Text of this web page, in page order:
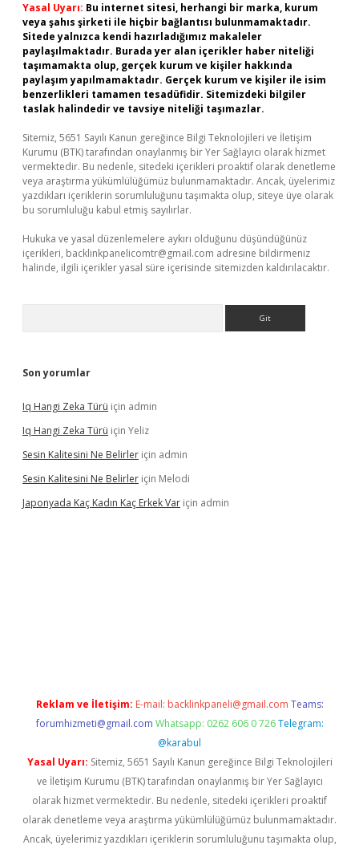
Yasal Uyarı: Bu internet sitesi, herhangi bir marka, kurum
veya şahıs şirketi ile hiçbir bağlantısı bulunmamaktadır.
Sitede yalnızca kendi hazırladığımız makaleler
paylaşılmaktadır. Burada yer alan içerikler haber niteliği
taşımamakta olup, gerçek kurum ve kişiler hakkında
paylaşım yapılmamaktadır. Gerçek kurum ve kişiler ile isim
benzerlikleri tamamen tesadüfidir. Sitemizdeki bilgiler
taslak halindedir ve tavsiye niteliği taşımazlar.
Sitemiz, 5651 Sayılı Kanun gereğince Bilgi Teknolojileri ve İletişim
Kurumu (BTK) tarafından onaylanmış bir Yer Sağlayıcı olarak hizmet
vermektedir. Bu nedenle, sitedeki içerikleri proaktif olarak denetleme
veya araştırma yükümlülüğümüz bulunmamaktadır. Ancak, üyelerimiz
yazdıkları içeriklerin sorumluluğunu taşımakta olup, siteye üye olarak
bu sorumluluğu kabul etmiş sayılırlar.
Hukuka ve yasal düzenlemelere aykırı olduğunu düşündüğünüz
içerikleri, backlinkpanelicomtr@gmail.com adresine bildirmeniz
halinde, ilgili içerikler yasal süre içerisinde sitemizden kaldırılacaktır.
Son yorumlar
Iq Hangi Zeka Türü için admin
Iq Hangi Zeka Türü için Yeliz
Sesin Kalitesini Ne Belirler için admin
Sesin Kalitesini Ne Belirler için Melodi
Japonyada Kaç Kadın Kaç Erkek Var için admin
Reklam ve İletişim: E-mail: backlinkpaneli@gmail.com Teams:
forumhizmeti@gmail.com Whatsapp: 0262 606 0 726 Telegram:
@karabul
Yasal Uyarı: Sitemiz, 5651 Sayılı Kanun gereğince Bilgi Teknolojileri
ve İletişim Kurumu (BTK) tarafından onaylanmış bir Yer Sağlayıcı
olarak hizmet vermektedir. Bu nedenle, sitedeki içerikleri proaktif
olarak denetleme veya araştırma yükümlülüğümüz bulunmamaktadır.
Ancak, üyelerimiz yazdıkları içeriklerin sorumluluğunu taşımakta olup,